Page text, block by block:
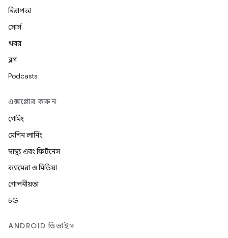
নিরাপত্তা
সোর্স
খবর
ব্লগ
Podcasts
এক্সপ্লোর করুন
গেমিং
মেশিন লার্নিং
স্বাস্থ্য এবং ফিটনেস
ক্যামেরা ও মিডিয়া
গোপনীয়তা
5G
ANDROID ডিভাইস